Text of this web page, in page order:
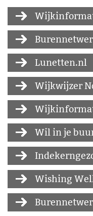
Lunetten.nl
Wijkwijzer
Wil in je
Wishing